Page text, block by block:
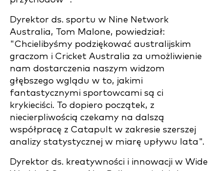
Dyrektor ds. sportu w Nine Network
Australia, Tom Malone, powiedział:
"Chcielibyśmy podziękować australijskim
graczom i Cricket Australia za umożliwienie
nam dostarczenia naszym widzom
głębszego wglądu w to, jakimi
fantastycznymi sportowcami są ci
krykieciści. To dopiero początek, z
niecierpliwością czekamy na dalszą
współpracę z Catapult w zakresie szerszej
analizy statystycznej w miarę upływu lata".
Dyrektor ds. kreatywności i innowacji w Wide